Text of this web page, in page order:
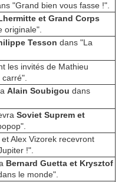
"Grand bien vous fasse !".
et Grand Corps
originale".
Tesson dans "La
les invités de Mathieu
Alain Soubigou dans
Soviet Suprem et
Alex Vizorek recevront
!".
Bernard Guetta et Krysztof
le monde".